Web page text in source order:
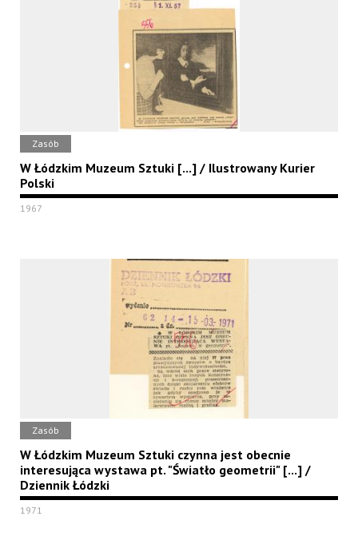
Zasób
W Łódzkim Muzeum Sztuki [...] / Ilustrowany Kurier
Polski
1967
Zasób
W Łódzkim Muzeum Sztuki czynna jest obecnie
interesująca wystawa pt. "Światło geometrii" [...] /
Dziennik Łódzki
1971